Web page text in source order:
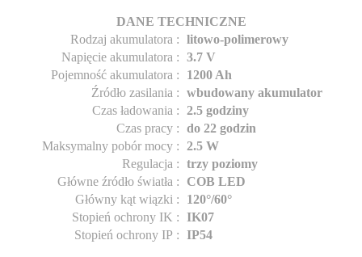
DANE TECHNICZNE
Rodzaj akumulatora : litowo-polimerowy
Napięcie akumulatora : 3.7 V
Pojemność akumulatora :
1200 Ah
Źródło zasilania : wbudowany akumulator
Czas ładowania : 2.5 godziny
Czas pracy : do 22 godzin
Maksymalny pobór mocy : 2.5 W
Regulacja : trzy poziomy
Główne źródło światła :
COB LED
Główny kąt wiązki :
120°/60°
Stopień ochrony IK : IK07
Stopień ochrony IP : IP54